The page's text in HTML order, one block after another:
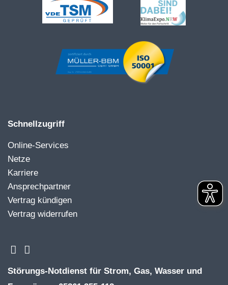
Schnellzugriff
Online-Services
Netze
Karriere
Ansprechpartner
Vertrag kündigen
Vertrag widerrufen
Störungs-Notdienst für Strom, Gas, Wasser und